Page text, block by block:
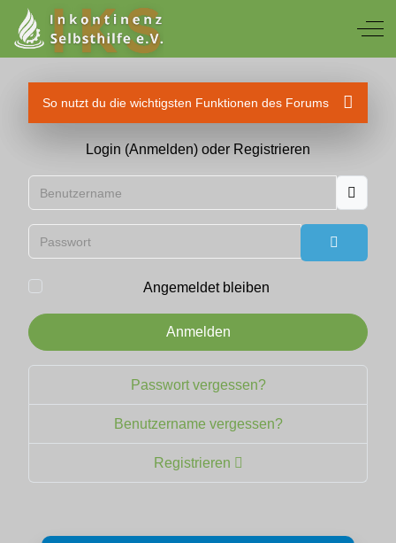
Off-
So nutzt du die wichtigsten Funktionen des Forums
Login (Anmelden) oder Registrieren
Benutzername
Passwort
Passwort
Angemeldet bleiben
Anmelden
Passwort vergessen?
Benutzername vergessen?
Registrieren